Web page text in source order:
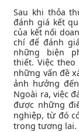
Sau khi thỏa
đánh giá kết
của kết nối
chí để đánh
những biện
thiết.Việc
những vấn đề
ảnh hưởng
Ngoài ra, việc
được những
nghiệp, từ đó
trong tương lai.